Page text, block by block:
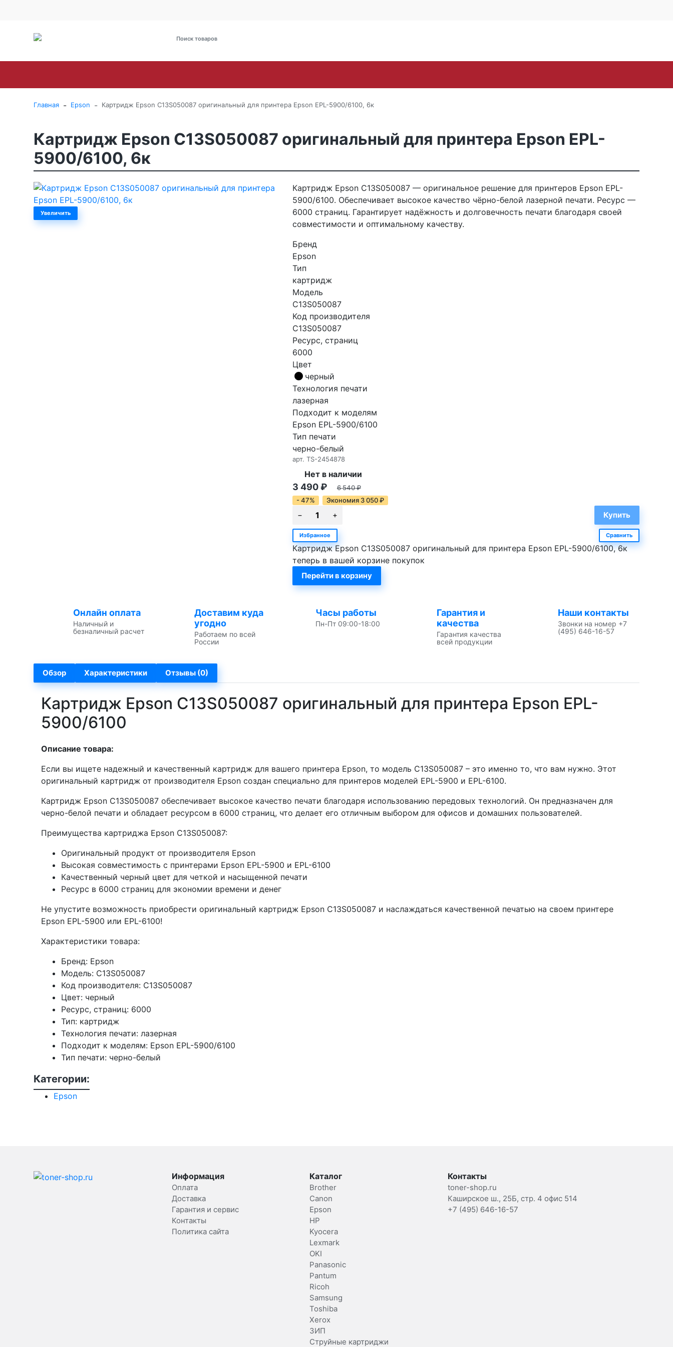
Главная - Epson - Картридж Epson C13S050087 оригинальный для принтера Epson EPL-5900/6100, 6к
Картридж Epson C13S050087 оригинальный для принтера Epson EPL-
5900/6100, 6к
Увеличить
Картридж Epson C13S050087 — оригинальное решение для принтеров Epson EPL-
5900/6100. Обеспечивает высокое качество чёрно-белой лазерной печати. Ресурс —
6000 страниц. Гарантирует надёжность и долговечность печати благодаря своей
совместимости и оптимальному качеству.
Бренд
Epson
Тип
картридж
Модель
C13S050087
Код производителя
C13S050087
Ресурс, страниц
6000
Цвет
черный
Технология печати
лазерная
Подходит к моделям
Epson EPL-5900/6100
Тип печати
черно-белый
арт. TS-2454878
Нет в наличии
3 490₽ 6 540₽
- 47%
Экономия 3 050₽
Избранное Сравнить
Картридж Epson C13S050087 оригинальный для принтера Epson EPL-5900/6100, 6к
теперь в вашей корзине покупок
Перейти в корзину
Онлайн оплата
Наличный и
безналичный расчет
Доставим куда
угодно
Работаем по всей
России
Часы работы
Пн-Пт 09:00-18:00
Гарантия и
качества
Гарантия качества
всей продукции
Наши контакты
Звонки на номер +7
(495) 646-16-57
Обзор Характеристики Отзывы (0)
Картридж Epson C13S050087 оригинальный для принтера Epson EPL-
5900/6100
Описание товара:
Если вы ищете надежный и качественный картридж для вашего принтера Epson, то модель C13S050087 – это именно то, что вам нужно. Этот
оригинальный картридж от производителя Epson создан специально для принтеров моделей EPL-5900 и EPL-6100.
Картридж Epson C13S050087 обеспечивает высокое качество печати благодаря использованию передовых технологий. Он предназначен для
черно-белой печати и обладает ресурсом в 6000 страниц, что делает его отличным выбором для офисов и домашних пользователей.
Преимущества картриджа Epson C13S050087:
Оригинальный продукт от производителя Epson
Высокая совместимость с принтерами Epson EPL-5900 и EPL-6100
Качественный черный цвет для четкой и насыщенной печати
Ресурс в 6000 страниц для экономии времени и денег
Не упустите возможность приобрести оригинальный картридж Epson C13S050087 и наслаждаться качественной печатью на своем принтере
Epson EPL-5900 или EPL-6100!
Характеристики товара:
Бренд: Epson
Модель: C13S050087
Код производителя: C13S050087
Цвет: черный
Ресурс, страниц: 6000
Тип: картридж
Технология печати: лазерная
Подходит к моделям: Epson EPL-5900/6100
Тип печати: черно-белый
Категории:
Epson
Информация
Оплата
Доставка
Гарантия и сервис
Контакты
Политика сайта
Каталог
Brother
Canon
Epson
HP
Kyocera
Lexmark
OKI
Panasonic
Pantum
Ricoh
Samsung
Toshiba
Xerox
ЗИП
Струйные картриджи
Контакты
toner-shop.ru
Каширское ш., 25Б, стр. 4 офис 514
+7 (495) 646-16-57